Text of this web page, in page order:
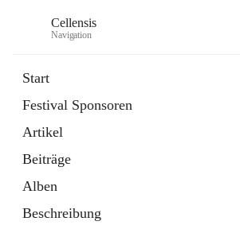
Cellensis
Navigation
Start
Festival Sponsoren
Artikel
Beiträge
Alben
Beschreibung
Festival Sponsoren